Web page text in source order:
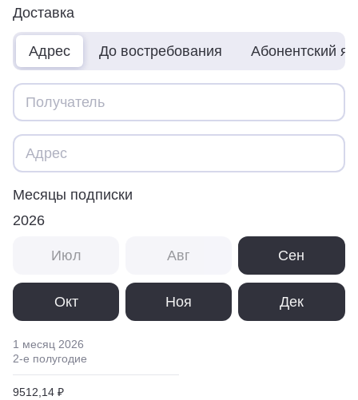
Доставка
Адрес До востребования Абонентский
Месяцы подписки
2026
Июл Авг Сен
Окт Ноя Дек
1 месяц 2026
2-е полугодие
9512,14 ₽